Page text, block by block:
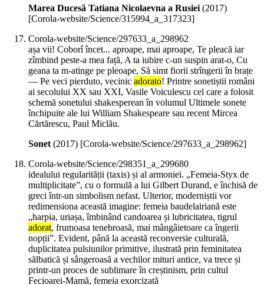
Marea Ducesă Tatiana Nicolaevna a Rusiei(2017)
[Corola-website/Science/315994_a_317323]
Corola-website/Science/297633_a_298962
așa vii! Coborî încet... aproape, mai aproape, Te pleacă iar
zîmbind peste-a mea față, A ta iubire c-un suspin arat-o, Cu
geana ta m-atinge pe pleoape, Să simt fiorii strîngerii în brațe
— Pe veci pierduto, vecinic adorato! Printre sonetiștii români
ai secolului XX sau XXI, Vasile Voiculescu cel care a folosit
schemă sonetului shakesperean în volumul Ultimele sonete
închipuite ale lui William Shakespeare sau recent Mircea
Cărtărescu, Paul Miclău.
Sonet(2017) [Corola-website/Science/297633_a_298962]
Corola-website/Science/298351_a_299680
idealului regularității (taxis) și al armoniei. „Femeia-Styx de
multiplicitate”, cu o formulă a lui Gilbert Durand, e închisă de
greci într-un simbolism nefast. Ulterior, moderniștii vor
redimensiona această imagine: femeia baudelairiană este
„harpia, uriașa, îmbinând candoarea și lubricitatea, tigrul
adorat, frumoasa tenebroasă, mai mângâietoare ca îngerii
nopții”. Evident, până la această reconversie culturală,
duplicitatea pulsiunilor primitive, ilustrată prin feminitatea
sălbatică și sângeroasă a vechilor mituri antice, va trece și
printr-un proces de sublimare în creștinism, prin cultul
Fecioarei-Mamă, femeia exorcizată